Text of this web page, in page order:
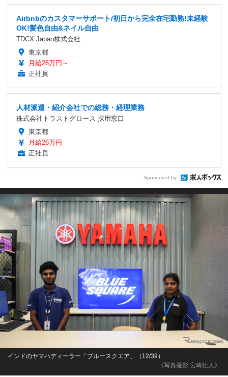
Airbnbのカスタマーサポート/初日から完全在宅勤務!未経験
OK!髪色自由&ネイル自由
TDCX Japan株式会社
東京都
月給26万円～
正社員
人材派遣・紹介会社での総務・経理業務
株式会社トラストグロース 採用窓口
東京都
月給26万円
正社員
Sponsored by
《写真撮影 宮崎壮人》
インドのヤマハディーラー「ブルースクエア」（12/39）